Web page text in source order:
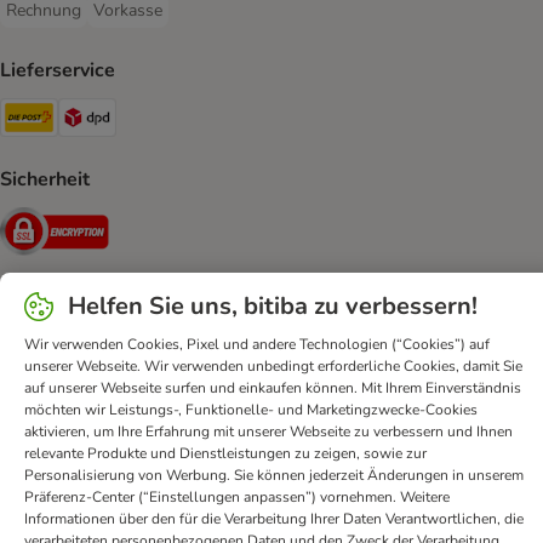
Rechnung
Rechnung Payment Method
Vorkasse
Vorkasse Payment Method
Lieferservice
Die Post Shipping Method
Sicherheit
Security
Kontakt AGB DSA Datenschutz
Opt-out
Impressum
Versandkosten und Lieferzeit
Zahlungsarten
Vertrag widerrufen
Entsorgungs- und Umweltbestimmungen
Erklärung zur Barrierefreiheit
bitiba GmbH2026
Helfen Sie uns, bitiba zu verbessern!
Wir verwenden Cookies, Pixel und andere Technologien (“Cookies”) auf
unserer Webseite. Wir verwenden unbedingt erforderliche Cookies, damit Sie
auf unserer Webseite surfen und einkaufen können. Mit Ihrem Einverständnis
möchten wir Leistungs-, Funktionelle- und Marketingzwecke-Cookies
aktivieren, um Ihre Erfahrung mit unserer Webseite zu verbessern und Ihnen
relevante Produkte und Dienstleistungen zu zeigen, sowie zur
Personalisierung von Werbung. Sie können jederzeit Änderungen in unserem
Präferenz-Center (“Einstellungen anpassen”) vornehmen. Weitere
Informationen über den für die Verarbeitung Ihrer Daten Verantwortlichen, die